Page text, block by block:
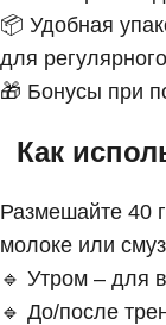
📦 Удобная
для
🎁 Бонусы при
Как
Размешайте 40
молоке или
🔹 Утром – для
🔹 До/после